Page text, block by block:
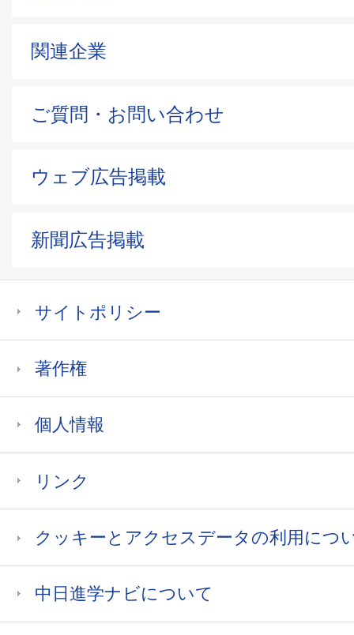
関連企業
ご質問・お問い合わせ
ウェブ広告掲載
新聞広告掲載
サイトポリシー
著作権
個人情報
リンク
クッキーとアクセスデータの利用につ
中日進学ナビについて